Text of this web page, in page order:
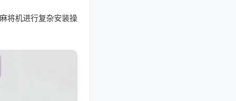
将机进行复杂安装操